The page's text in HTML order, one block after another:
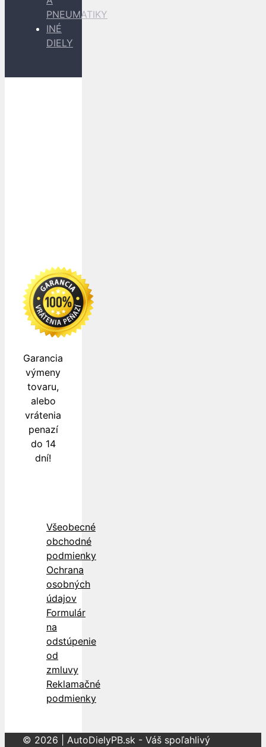
PNEUMATIKY
INÉ
DIELY
Garancia
výmeny
tovaru,
alebo
vrátenia
penazí
do 14
dní!
Všeobecné
obchodné
podmienky
Ochrana
osobných
údajov
Formulár
na
odstúpenie
od
zmluvy
Reklamačné
podmienky
© 2026 | AutoDielyPB.sk - Váš spoľahlivý